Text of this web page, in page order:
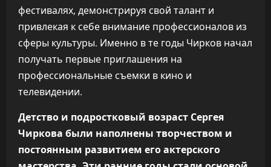
фестивалях, демонстрируя свой талант и
привлекая к себе внимание профессионалов из
сферы культуры. Именно в те годы Чирков начал
получать первые приглашения на
профессиональные съемки в кино и
телевидении.
Детство и подростковый возраст Сергея
Чиркова были наполнены творчеством и
постоянным развитием его актерского